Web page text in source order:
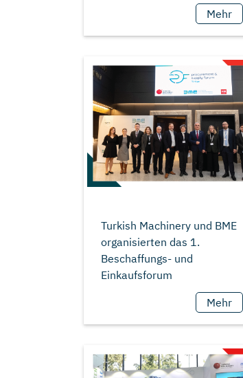
Mehr
Turkish Machinery und BME
organisierten das 1.
Beschaffungs- und
Mehr